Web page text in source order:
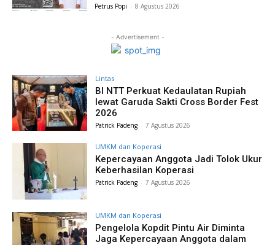
Petrus Popi - 8 Agustus 2026
- Advertisement -
Lintas
BI NTT Perkuat Kedaulatan Rupiah
lewat Garuda Sakti Cross Border Fest
2026
Patrick Padeng - 7 Agustus 2026
UMKM dan Koperasi
Kepercayaan Anggota Jadi Tolok Ukur
Keberhasilan Koperasi
Patrick Padeng - 7 Agustus 2026
UMKM dan Koperasi
Pengelola Kopdit Pintu Air Diminta
Jaga Kepercayaan Anggota dalam